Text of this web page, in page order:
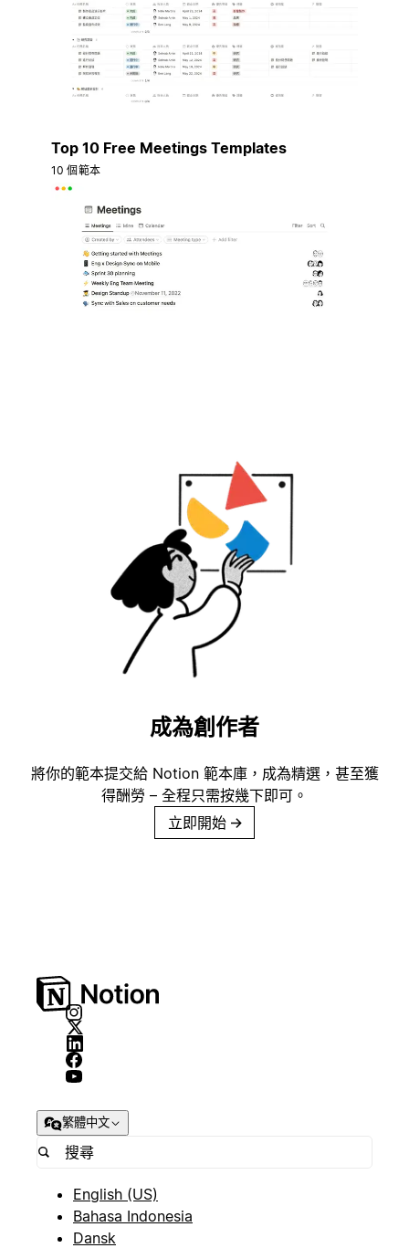
Top 10 Free Meetings Templates
10 個範本
成為創作者
將你的範本提交給 Notion 範本庫，成為精選，甚至獲
得酬勞 – 全程只需按幾下即可。
立即開始 →
繁體中文
English (US)
Bahasa Indonesia
Dansk